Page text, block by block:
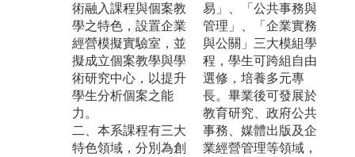
術融入課程與個案教
學之特色，設置企業
經營模擬實驗室，並
擬成立個案教學與學
術研究中心，以提升
學生分析個案之能
力。
二、本系課程有三大
特色領域，分別為創
易」、「公共事務與
管理」、「企業實務
與公關」三大模組學
程，學生可跨組自由
選修，培養多元專
長。畢業後可發展於
教育研究、政府公共
事務、媒體出版及企
業經營管理等領域，